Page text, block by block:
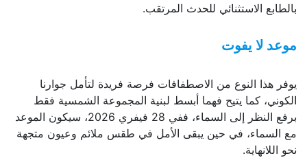
بالطابع الاستثنائي للحدث المرتقب.
موعد لا يفوت
يوفر هذا النوع من الاصطفافات فرصة فريدة لتأمل جوارنا
الكوني، كما يتيح فهما أبسط لبنية المجموعة الشمسية فقط
برفع النظر إلى السماء، ففي 28 فيفري 2026، سيكون الموعد
مع السماء، في حين يبقى الأمل في طقس ملائم وعيون متجهة
نحو اللانهاية.